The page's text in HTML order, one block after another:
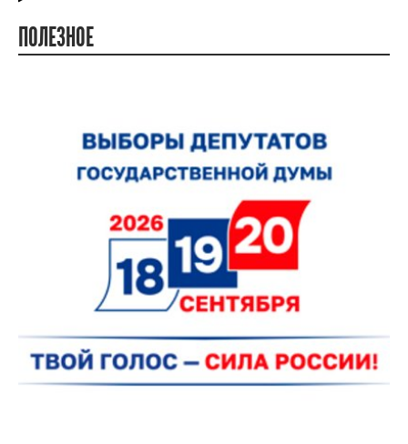
ПОЛЕЗНОЕ